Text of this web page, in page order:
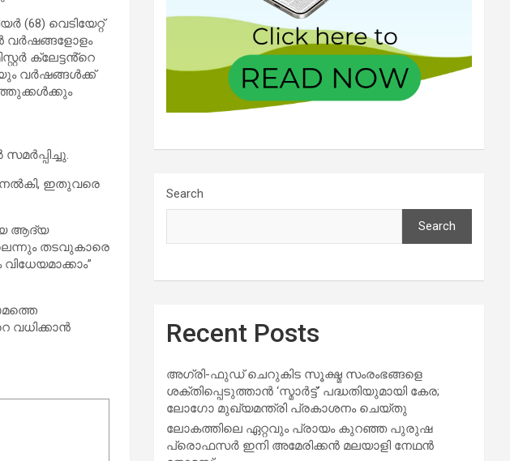
(68) വെടിയേറ്റ്
വർഷങ്ങളോളം
ക്ലേട്ടൻ്റെ
വർഷങ്ങൾക്ക്
നൽകി, ഇതുവരെ
ആദ്യ
തടവുകാരെ
വധിക്കാൻ
Search
Search
Recent Posts
അഗ്രി-ഫുഡ് ചെറുകിട സൂക്ഷ്മ സംരംഭങ്ങളെ
ശക്തിപ്പെടുത്താന്‍ ‘സ്മാര്‍ട്ട്’ പദ്ധതിയുമായി കേര;
ലോഗോ മുഖ്യമന്ത്രി പ്രകാശനം ചെയ്തു
ലോകത്തിലെ ഏറ്റവും പ്രായം കുറഞ്ഞ പുരുഷ
പ്രൊഫസർ ഇനി അമേരിക്കൻ മലയാളി നേഥൻ